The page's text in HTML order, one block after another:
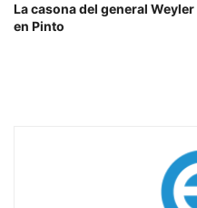
La casona del general Weyler
en Pinto